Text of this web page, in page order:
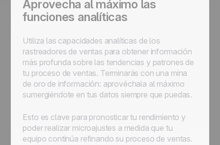
Aprovecha al máximo las
funciones analíticas
Utiliza las capacidades analíticas de los
rastreadores de ventas para obtener información
más profunda sobre las tendencias y patrones de
tu proceso de ventas. Terminarás con una mina
de oro de información: aprovéchala al máximo
sumergiéndote en tus datos siempre que puedas.
Esto es clave para pronosticar tu rendimiento y
poder realizar microajustes a medida que tu
equipo continúa refinando su proceso de ventas.